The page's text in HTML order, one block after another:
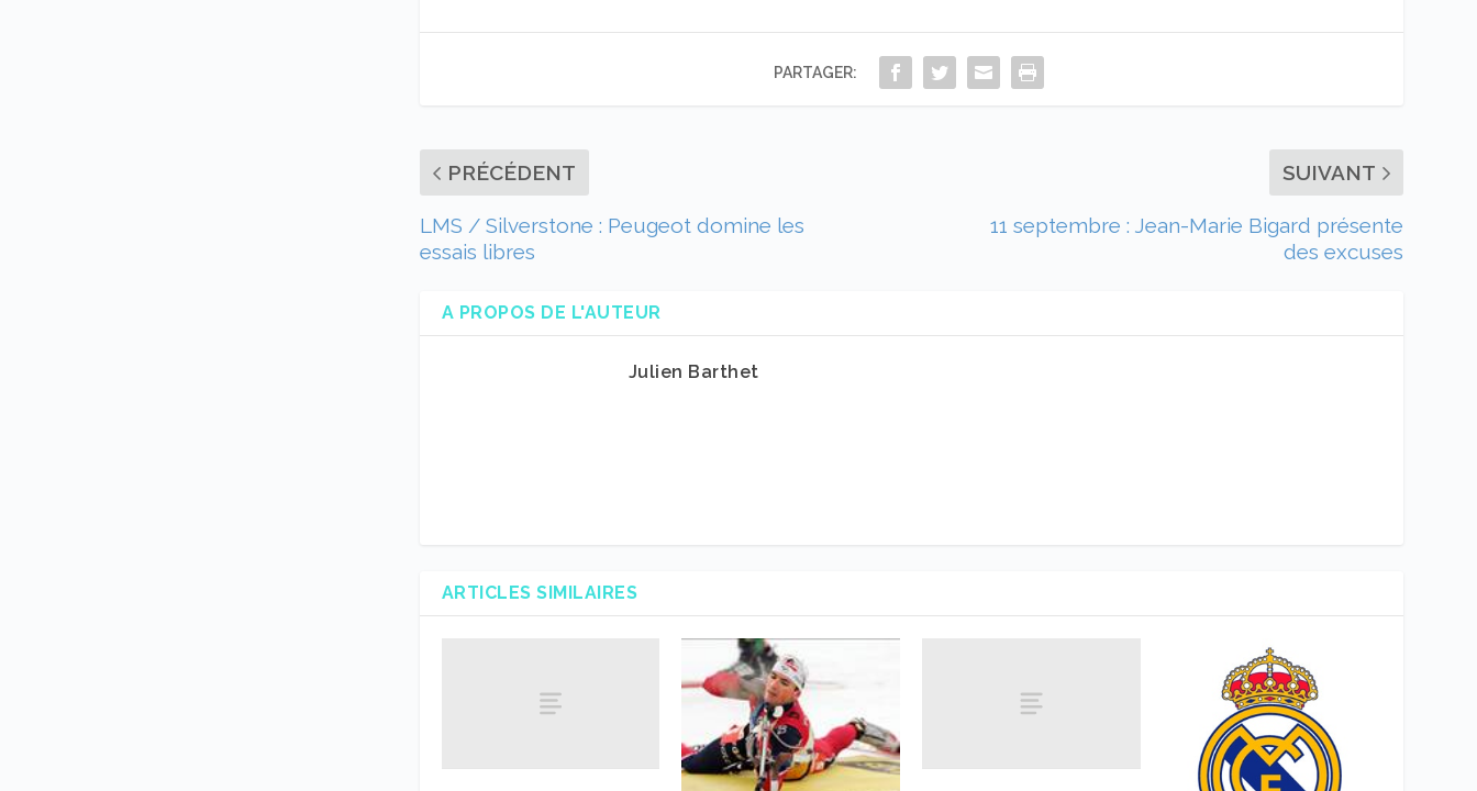
PARTAGER:
PRÉCÉDENT
LMS / Silverstone : Peugeot domine les
essais libres
SUIVANT
11 septembre : Jean-Marie Bigard présente
des excuses
A PROPOS DE L'AUTEUR
Julien Barthet
ARTICLES SIMILAIRES